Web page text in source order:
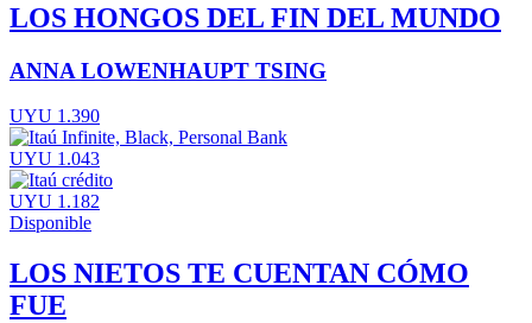
LOS HONGOS DEL FIN DEL MUNDO
ANNA LOWENHAUPT TSING
UYU 1.390
UYU 1.043
UYU 1.182
Disponible
LOS NIETOS TE CUENTAN CÓMO
FUE